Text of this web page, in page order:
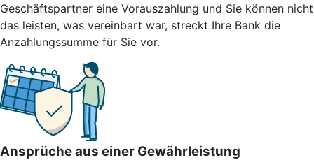
Geschäftspartner eine Vorauszahlung und Sie können nicht
das leisten, was vereinbart war, streckt Ihre Bank die
Anzahlungssumme für Sie vor.
Ansprüche aus einer Gewährleistung